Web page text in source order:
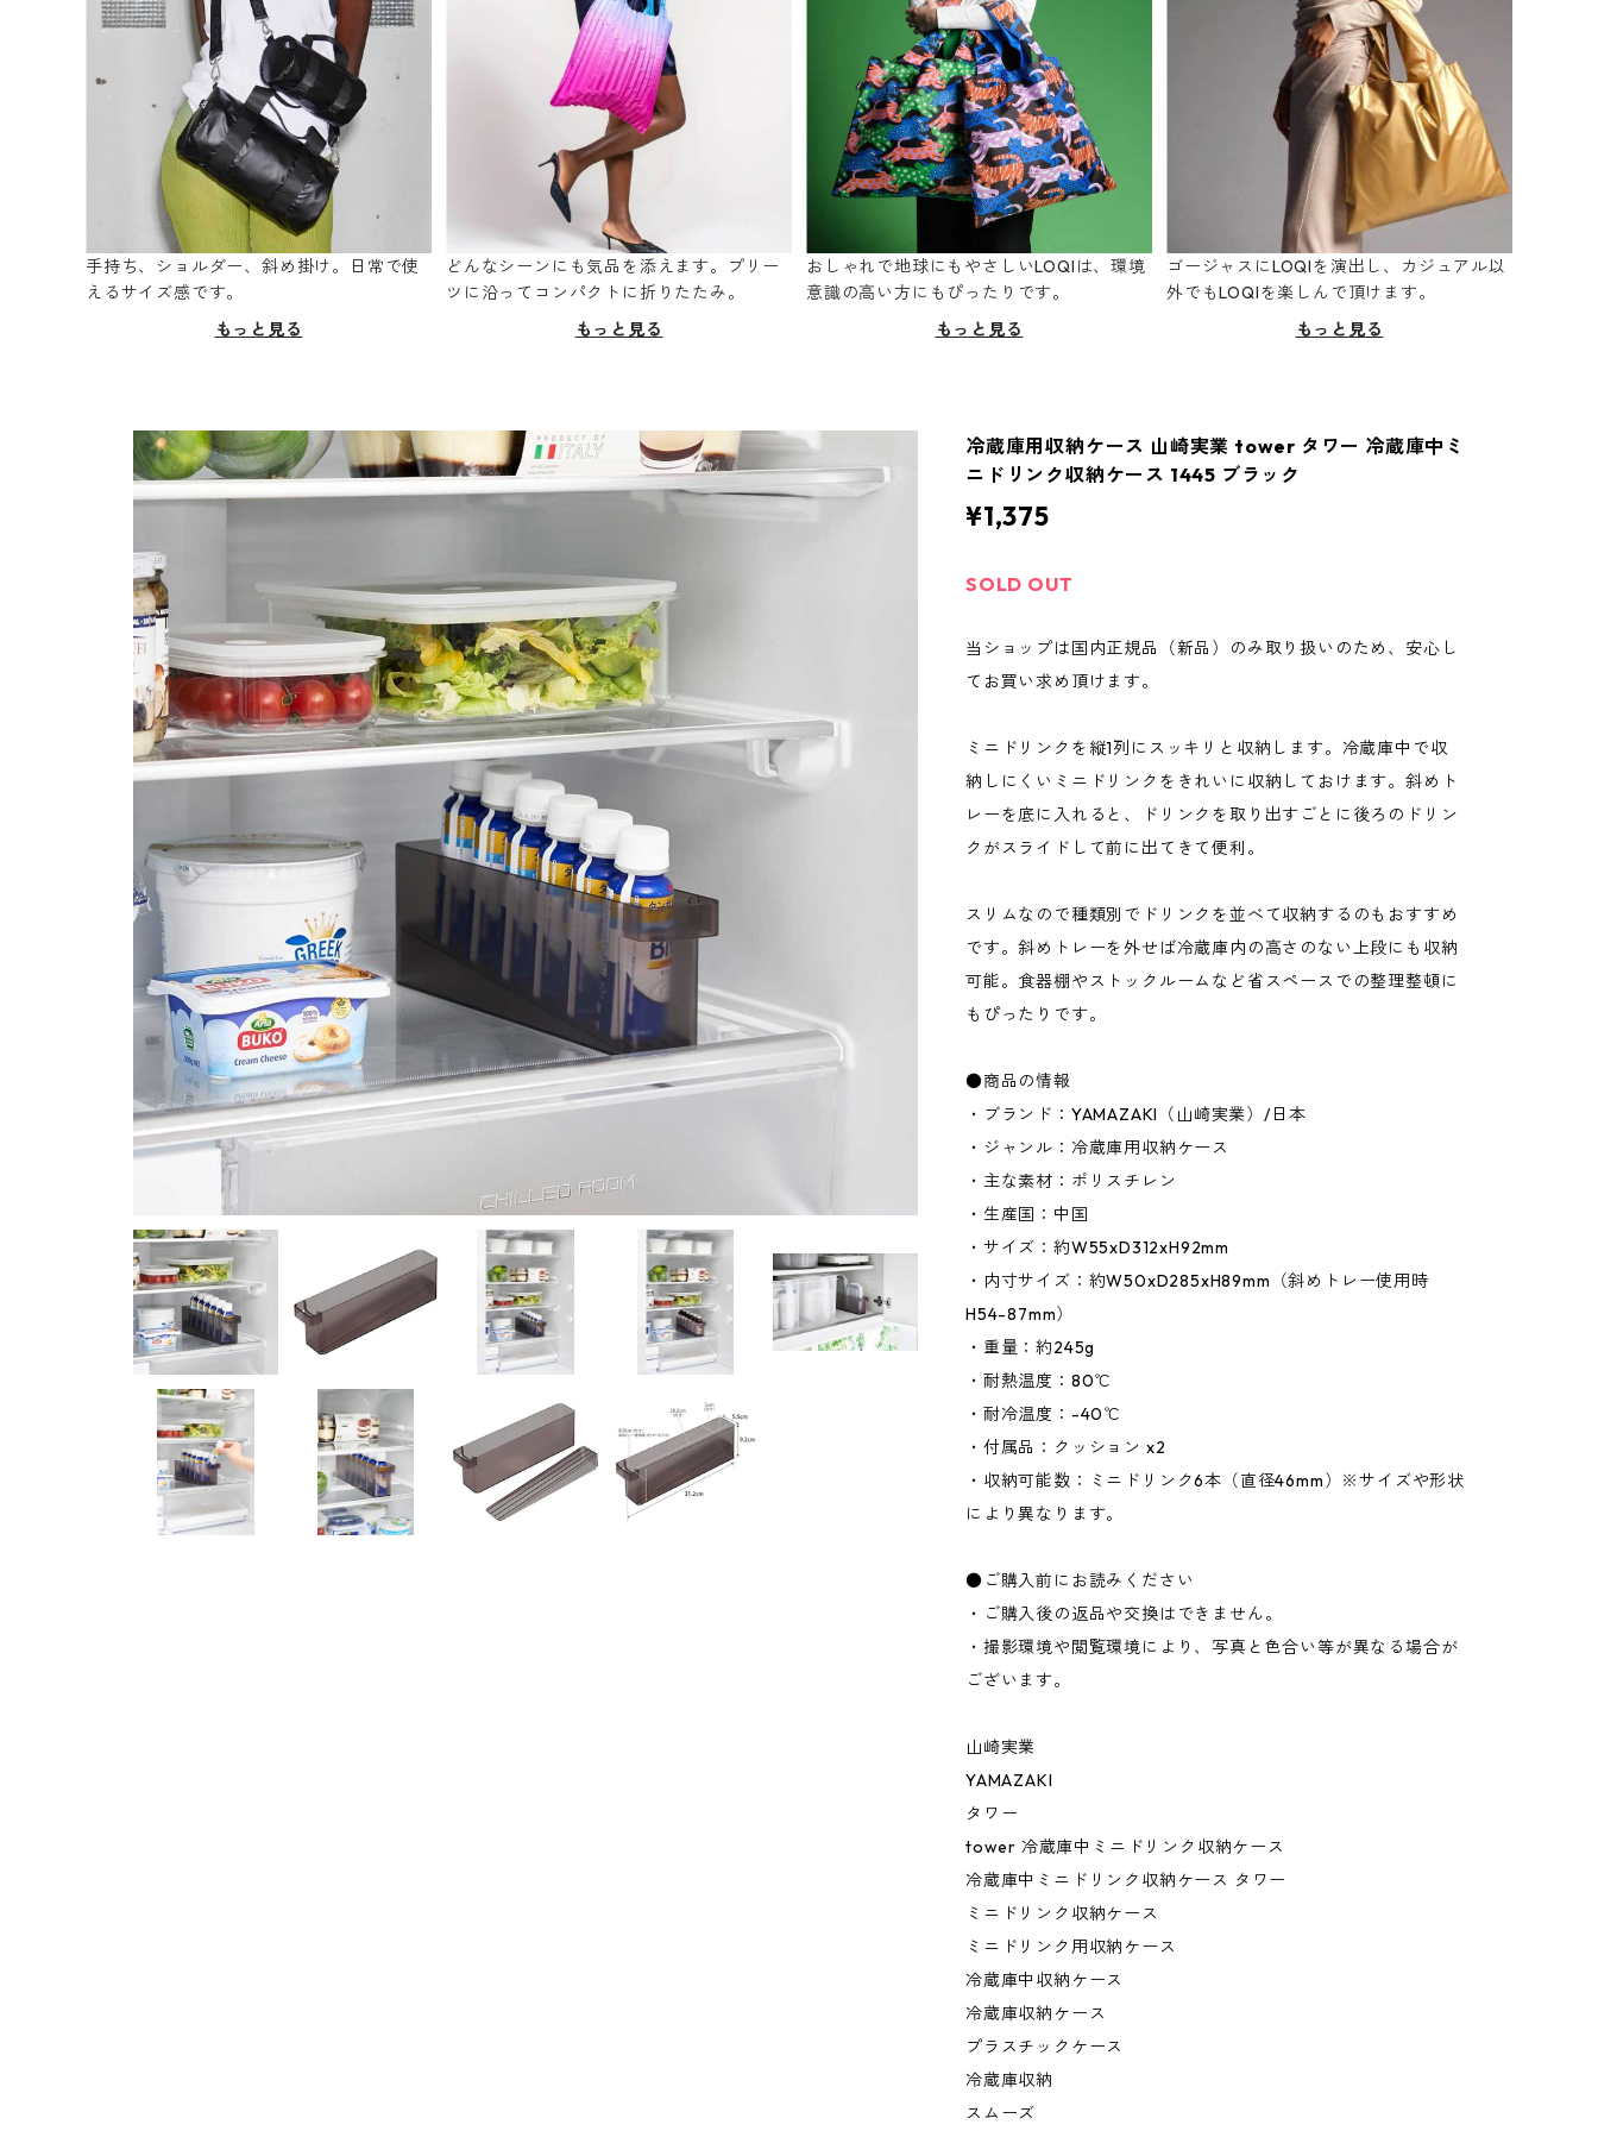
手持ち、ショルダー、斜め掛け。日常で使
えるサイズ感です。
もっと見る
どんなシーンにも気品を添えます。プリー
ツに沿ってコンパクトに折りたたみ。
もっと見る
おしゃれで地球にもやさしいLOQIは、環境
意識の高い方にもぴったりです。
もっと見る
ゴージャスにLOQIを演出し、カジュアル以
外でもLOQIを楽しんで頂けます。
もっと見る
冷蔵庫用収納ケース 山崎実業 tower タワー 冷蔵庫中ミ
ニドリンク収納ケース 1445 ブラック
¥1,375
SOLD OUT
当ショップは国内正規品（新品）のみ取り扱いのため、安心し
てお買い求め頂けます。
ミニドリンクを縦1列にスッキリと収納します。冷蔵庫中で収
納しにくいミニドリンクをきれいに収納しておけます。斜めト
レーを底に入れると、ドリンクを取り出すごとに後ろのドリン
クがスライドして前に出てきて便利。
スリムなので種類別でドリンクを並べて収納するのもおすすめ
です。斜めトレーを外せば冷蔵庫内の高さのない上段にも収納
可能。食器棚やストックルームなど省スペースでの整理整頓に
もぴったりです。
●商品の情報
・ブランド：YAMAZAKI（山崎実業）/日本
・ジャンル：冷蔵庫用収納ケース
・主な素材：ポリスチレン
・生産国：中国
・サイズ：約W55xD312xH92mm
・内寸サイズ：約W50xD285xH89mm（斜めトレー使用時
H54-87mm）
・重量：約245g
・耐熱温度：80℃
・耐冷温度：-40℃
・付属品：クッション x2
・収納可能数：ミニドリンク6本（直径46mm）※サイズや形状
により異なります。
●ご購入前にお読みください
・ご購入後の返品や交換はできません。
・撮影環境や閲覧環境により、写真と色合い等が異なる場合が
ございます。
山崎実業
YAMAZAKI
タワー
tower 冷蔵庫中ミニドリンク収納ケース
冷蔵庫中ミニドリンク収納ケース タワー
ミニドリンク収納ケース
ミニドリンク用収納ケース
冷蔵庫中収納ケース
冷蔵庫収納ケース
プラスチックケース
冷蔵庫収納
スムーズ